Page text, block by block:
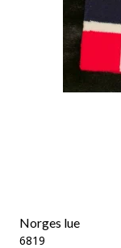
Norges lue
6819